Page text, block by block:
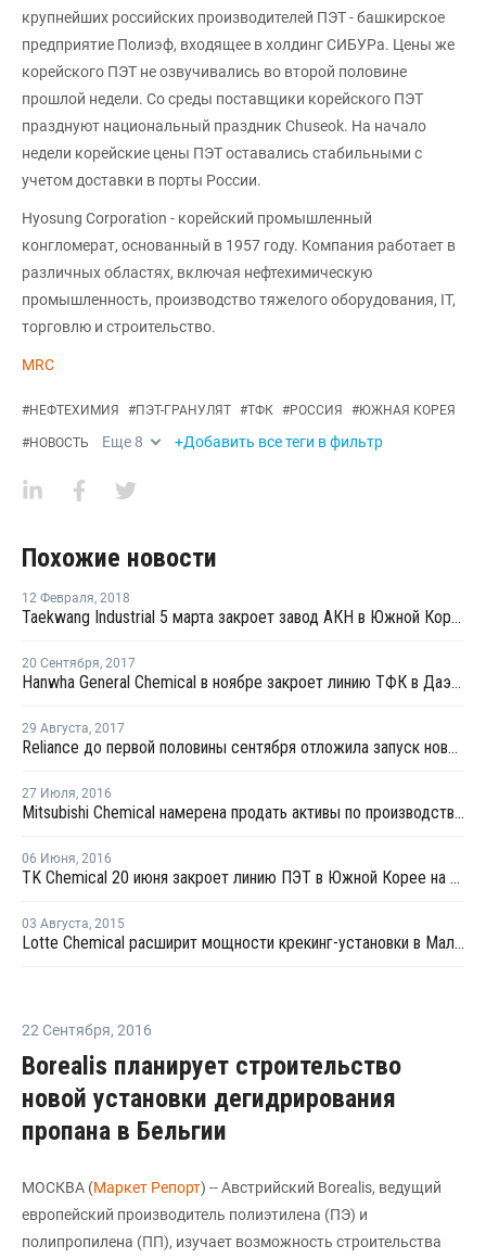
крупнейших российских производителей ПЭТ - башкирское
предприятие Полиэф, входящее в холдинг СИБУРа. Цены же
корейского ПЭТ не озвучивались во второй половине
прошлой недели. Со среды поставщики корейского ПЭТ
празднуют национальный праздник Сhuseok. На начало
недели корейские цены ПЭТ оставались стабильными с
учетом доставки в порты России.
Hyosung Corporation - корейский промышленный
конгломерат, основанный в 1957 году. Компания работает в
различных областях, включая нефтехимическую
промышленность, производство тяжелого оборудования, IT,
торговлю и строительство.
MRC
#НЕФТЕХИМИЯ #ПЭТ-ГРАНУЛЯТ #ТФК #РОССИЯ #ЮЖНАЯ КОРЕЯ
#НОВОСТЬ Еще 8 +Добавить все теги в фильтр
Похожие новости
12 Февраля, 2018
Taekwang Industrial 5 марта закроет завод АКН в Южной Корее на профилактику
20 Сентября, 2017
Hanwha General Chemical в ноябре закроет линию ТФК в Даэсане
29 Августа, 2017
Reliance до первой половины сентября отложила запуск нового завода МЭГ в Джамнагаре
27 Июля, 2016
Mitsubishi Chemical намерена продать активы по производству ТФК в Китае и Индии
06 Июня, 2016
TK Chemical 20 июня закроет линию ПЭТ в Южной Корее на профилактику
03 Августа, 2015
Lotte Chemical расширит мощности крекинг-установки в Малайзии
22 Сентября, 2016
Borealis планирует строительство
новой установки дегидрирования
пропана в Бельгии
МОСКВА (Маркет Репорт) -- Австрийский Borealis, ведущий
европейский производитель полиэтилена (ПЭ) и
полипропилена (ПП), изучает возможность строительства